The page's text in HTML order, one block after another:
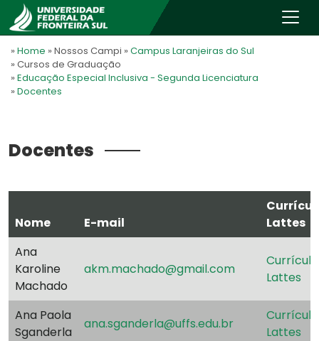
» Home » Nossos Campi » Campus Laranjeiras do Sul
» Cursos de Graduação
» Educação Especial Inclusiva - Segunda Licenciatura
» Docentes
Docentes
Nome E-mail
Lattes
Ana
Karoline
Machado
akm.machado@gmail.com
Currículo
Lattes
Ana Paola
Sganderla
ana.sganderla@uffs.edu.br
Currículo
Lattes